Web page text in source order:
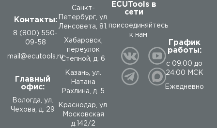
Контакты:
8 (800) 550-
09-58
mail@ecutools.ru
Главный
офис:
Вологда, ул.
Чехова, д. 29
Санкт-
Петербург, ул.
Ленсовета, 81.
Хабаровск,
переулок
Степной, д. 6
Казань, ул.
Натана
Рахлина, д. 5
Краснодар, ул.
Московская
д.142/2
ECUTools в
сети
присоединяйтесь
к нам
График
работы:
с 09:00 до
24:00 МСК
Ежедневно